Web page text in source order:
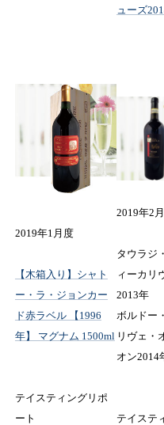
ューズ
2019年1月度
【木箱入り】シャト
ー・ラ・ジョンカー
ド赤ラベル 【1996
年】 マグナム 1500ml
テイスティングリポ
ート
2019年2
タウラジ
ィーカリ
2013年
ボルドー
リヴェ・
オン2014
テイステ